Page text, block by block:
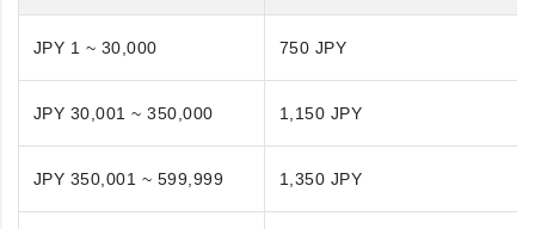
JPY 1 ~ 30,000 750 JPY
JPY 30,001 ~ 350,000 1,150 JPY
JPY 350,001 ~ 599,999 1,350 JPY